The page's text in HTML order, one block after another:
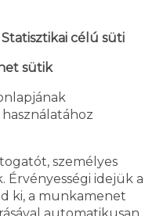
célú süti
sütik
személyes
idejük a
ki, a munkamenet